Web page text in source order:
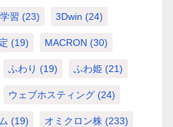
習 (23) 3Dwin (24)
(19) MACRON (30)
ふわり (19) ふわ姫 (21)
ウェブホスティング (24)
(19) オミクロン株 (233)